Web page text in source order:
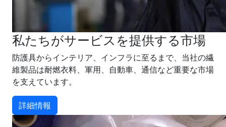
私たちがサービスを提供する市場
防護具からインテリア、インフラに至るまで、当社の繊
維製品は耐燃衣料、軍用、自動車、通信など重要な市場
を支えています。
詳細情報